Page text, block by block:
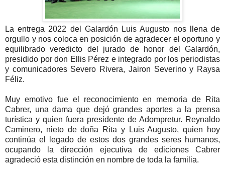
La entrega 2022 del Galardón Luis Augusto nos llena de
orgullo y nos coloca en posición de agradecer el oportuno y
equilibrado veredicto del jurado de honor del Galardón,
presidido por don Ellis Pérez e integrado por los periodistas
y comunicadores Severo Rivera, Jairon Severino y Raysa
Féliz.
Muy emotivo fue el reconocimiento en memoria de Rita
Cabrer, una dama que dejó grandes aportes a la prensa
turística y quien fuera presidente de Adompretur. Reynaldo
Caminero, nieto de doña Rita y Luis Augusto, quien hoy
continúa el legado de estos dos grandes seres humanos,
ocupando la dirección ejecutiva de ediciones Cabrer
agradeció esta distinción en nombre de toda la familia.